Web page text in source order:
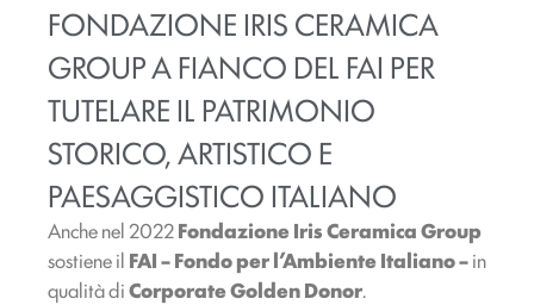
FONDAZIONE IRIS CERAMICA
GROUP A FIANCO DEL FAI PER
TUTELARE IL PATRIMONIO
STORICO, ARTISTICO E
PAESAGGISTICO ITALIANO
Anche nel 2022Fondazione Iris Ceramica Group
sostiene il FAI – Fondo per l’Ambiente Italiano –in
qualità diCorporate Golden Donor.